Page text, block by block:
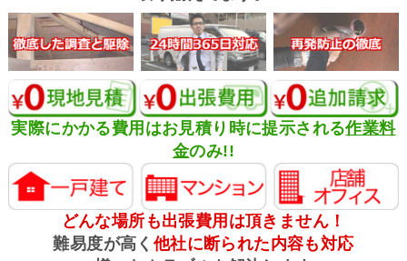
実際にかかる費用はお見積り時に提示される作業料
金のみ!!
どんな場所も出張費用は頂きません！
難易度が高く 他社に断られた内容も対応